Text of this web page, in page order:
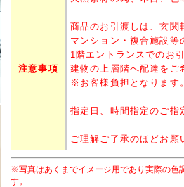
注意事項
商品のお引渡しは、玄関
マンション・複合施設
1階エントランスでのお
建物の上層階へ配達をご
※ お客様負担となります
指定日、時間指定のご指
ご理解ご了承のほどお願
※写真はあくまでイメージ用であり実際の色
す。